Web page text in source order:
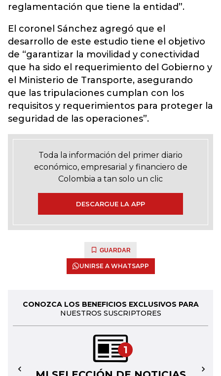
reglamentación que tiene la entidad”.
El coronel Sánchez agregó que el
desarrollo de este estudio tiene el objetivo
de “garantizar la movilidad y conectividad
que ha sido el requerimiento del Gobierno y
el Ministerio de Transporte, asegurando
que las tripulaciones cumplan con los
requisitos y requerimientos para proteger la
seguridad de las operaciones”.
Toda la información del primer diario
económico, empresarial y financiero de
Colombia a tan solo un clic
DESCARGUE LA APP
GUARDAR
UNIRSE A WHATSAPP
CONOZCA LOS BENEFICIOS EXCLUSIVOS PARA
NUESTROS SUSCRIPTORES
1
← →